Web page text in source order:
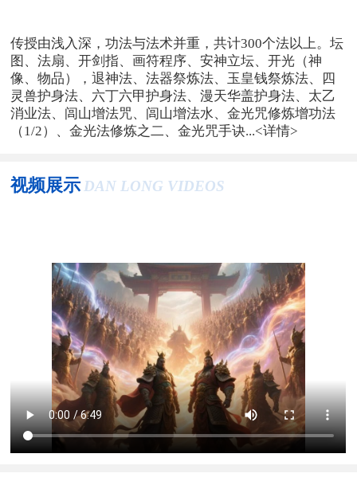
传授由浅入深，功法与法术并重，共计300个法以上。坛
图、法扇、开剑指、画符程序、安神立坛、开光（神
像、物品），退神法、法器祭炼法、玉皇钱祭炼法、四
灵兽护身法、六丁六甲护身法、漫天华盖护身法、太乙
消业法、闾山增法咒、闾山增法水、金光咒修炼增功法
（1/2）、金光法修炼之二、金光咒手诀...<详情>
视频展示 DAN LONG VIDEOS